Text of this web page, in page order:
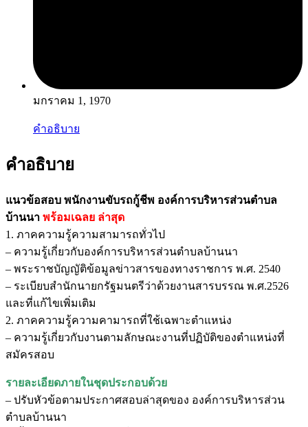
มกราคม 1, 1970
คำอธิบาย
คำอธิบาย
แนวข้อสอบ พนักงานขับรถกู้ชีพ องค์การบริหารส่วนตำบล
บ้านนา พร้อมเฉลย ล่าสุด
1. ภาคความรู้ความสามารถทั่วไป
– ความรู้เกี่ยวกับองค์การบริหารส่วนตำบลบ้านนา
– พระราชบัญญัติข้อมูลข่าวสารของทางราชการ พ.ศ. 2540
– ระเบียบสำนักนายกรัฐมนตรีว่าด้วยงานสารบรรณ พ.ศ.2526
และที่แก้ไขเพิ่มเติม
2. ภาคความรู้ความคามารถที่ใช้เฉพาะตำแหน่ง
– ความรู้เกี่ยวกับงานตามลักษณะงานที่ปฏิบัติของตำแหน่งที่
สมัครสอบ
รายละเอียดภายในชุดประกอบด้วย
– ปรับหัวข้อตามประกาศสอบล่าสุดของ องค์การบริหารส่วน
ตำบลบ้านนา